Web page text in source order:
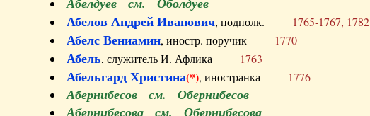
Абелов Андрей Иванович, подполк. 1765-1767, 1782
Абелс Вениамин, иностр. поручик 1770
Абель, служитель И. Афлика 1763
Абельгард Христина(*), иностранка 1776
Абернибесов см. Обернибесов
Абернибесова см. Обернибесова